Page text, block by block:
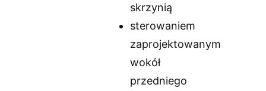
skrzynią
sterowaniem
zaprojektowanym
wokół
przedniego